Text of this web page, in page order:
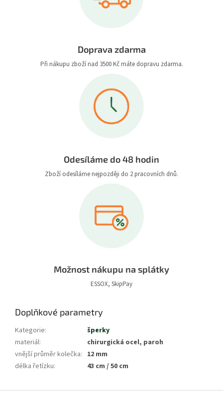
Doprava zdarma
Při nákupu zboží nad 3500 Kč máte dopravu zdarma.
Odesíláme do 48 hodin
Zboží odesíláme nejpozději do 2 pracovních dnů.
Možnost nákupu na splátky
ESSOX, SkipPay
Doplňkové parametry
Kategorie:
šperky
materiál:
chirurgická ocel, paroh
vnější průměr kolečka: 12 mm
délka řetízku: 43 cm / 50 cm